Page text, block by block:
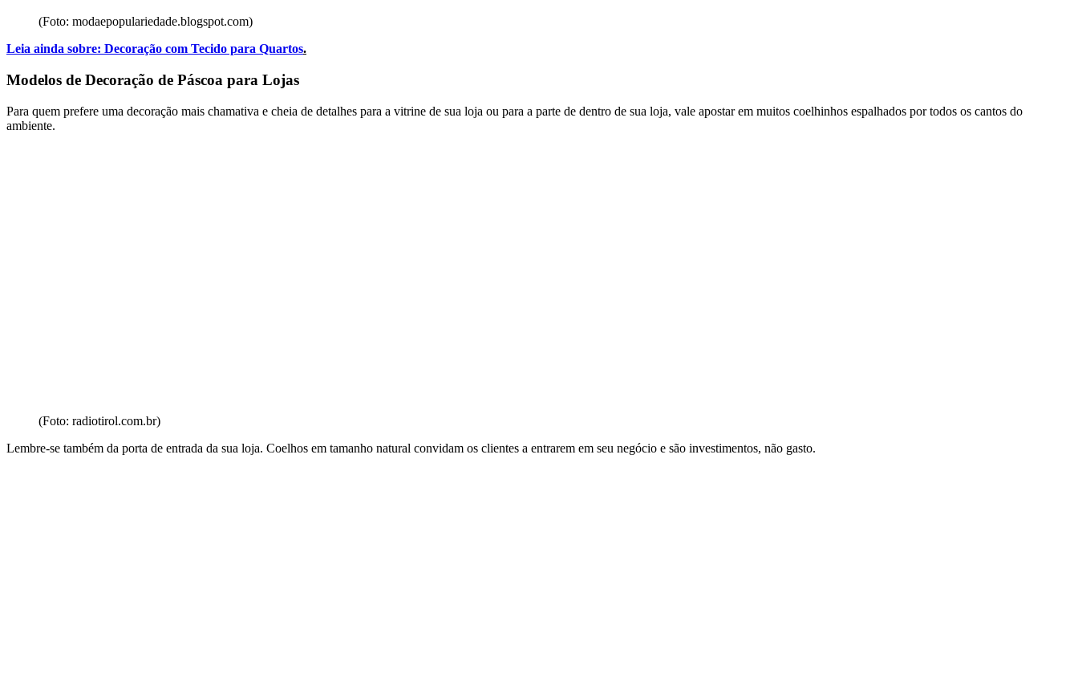
(Foto: modaepopulariedade.blogspot.com)
Leia ainda sobre: Decoração com Tecido para Quartos.
Modelos de Decoração de Páscoa para Lojas
Para quem prefere uma decoração mais chamativa e cheia de detalhes para a vitrine de sua loja ou para a parte de dentro de sua loja, vale apostar em muitos coelhinhos espalhados por todos os cantos do
ambiente.
(Foto: radiotirol.com.br)
Lembre-se também da porta de entrada da sua loja. Coelhos em tamanho natural convidam os clientes a entrarem em seu negócio e são investimentos, não gasto.